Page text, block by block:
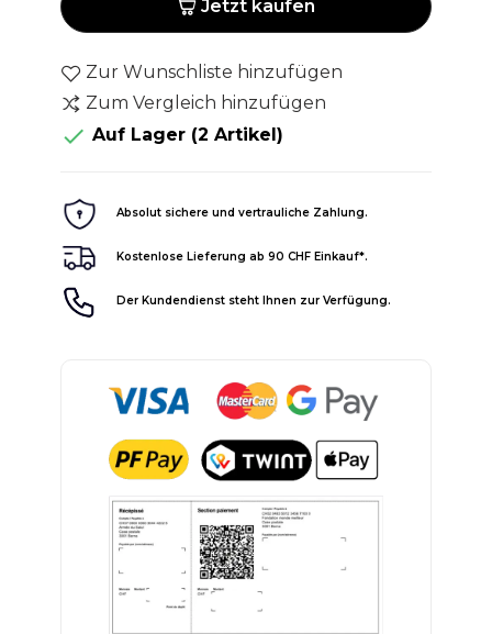
Jetzt kaufen
Zur Wunschliste hinzufügen
Zum Vergleich hinzufügen
 Auf Lager (2 Artikel)
Absolut sichere und vertrauliche Zahlung.
Kostenlose Lieferung ab 90 CHF Einkauf*.
Der Kundendienst steht Ihnen zur Verfügung.